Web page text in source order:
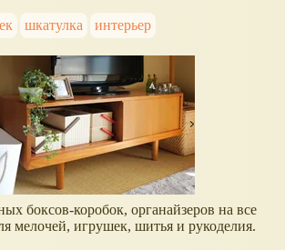
шкатулка интерьер
боксов-коробок, органайзеров на все
мелочей, игрушек, шитья и рукоделия.